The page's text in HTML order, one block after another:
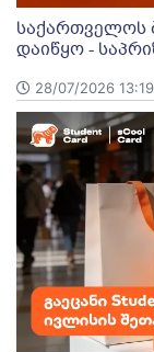
საქართველოს
დაიწყო -
28/07/2026